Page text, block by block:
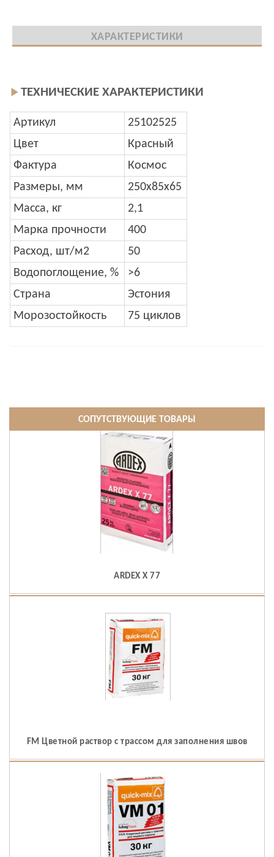
ХАРАКТЕРИСТИКИ
ТЕХНИЧЕСКИЕ ХАРАКТЕРИСТИКИ
Артикул
25102525
Цвет
Красный
Фактура
Космос
Размеры, мм
250x85x65
Масса, кг
2,1
Марка прочности
400
Расход, шт/м2
50
Водопоглощение, %
>6
Страна
Эстония
Морозостойкость
75 циклов
СОПУТСТВУЮЩИЕ ТОВАРЫ
ARDEX X 77
FM Цветной раствор с трассом для заполнения швов